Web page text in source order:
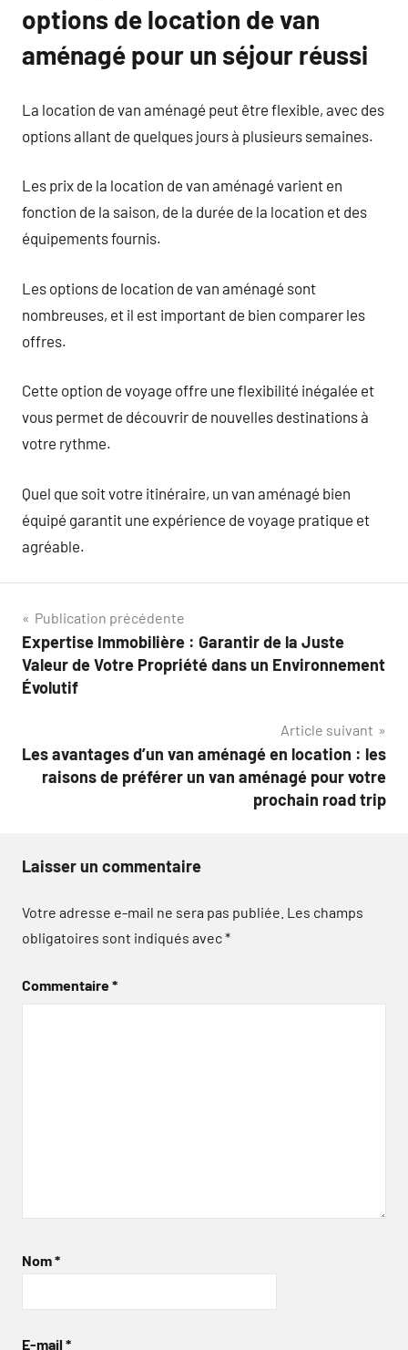
options de location de van
aménagé pour un séjour réussi
La location de van aménagé peut être flexible, avec des
options allant de quelques jours à plusieurs semaines.
Les prix de la location de van aménagé varient en
fonction de la saison, de la durée de la location et des
équipements fournis.
Les options de location de van aménagé sont
nombreuses, et il est important de bien comparer les
offres.
Cette option de voyage offre une flexibilité inégalée et
vous permet de découvrir de nouvelles destinations à
votre rythme.
Quel que soit votre itinéraire, un van aménagé bien
équipé garantit une expérience de voyage pratique et
agréable.
Navigation
de
l’article
Publication précédente
Expertise Immobilière : Garantir de la Juste
Valeur de Votre Propriété dans un Environnement
Évolutif
Article suivant
Les avantages d’un van aménagé en location : les
raisons de préférer un van aménagé pour votre
prochain road trip
Laisser un commentaire
Votre adresse e-mail ne sera pas publiée. Les champs
obligatoires sont indiqués avec*
Commentaire*
Nom*
E-mail *